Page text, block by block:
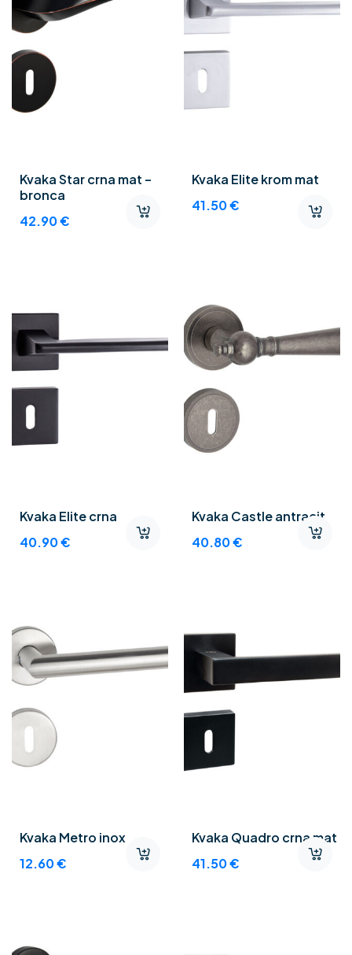
Kvaka Star crna mat –
bronca
42.90€
Kvaka Elite krom mat
41.50€
Kvaka Elite crna
40.90€
Kvaka Castle antracit
40.80€
Kvaka Metro inox
12.60€
Kvaka Quadro crna mat
41.50€